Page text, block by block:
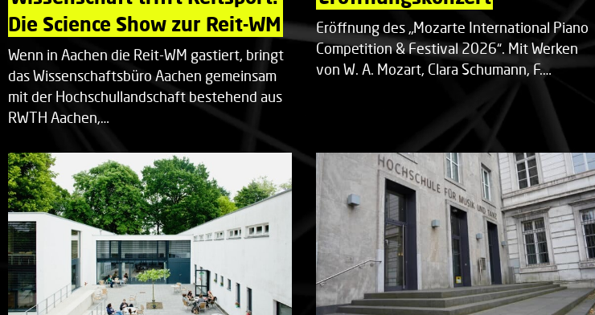
Die Science Show zur Reit-WM
Wenn in Aachen die Reit-WM gastiert, bringt
das Wissenschaftsbüro Aachen gemeinsam
mit der Hochschullandschaft bestehend aus
RWTH Aachen,…
Eröffnung des „Mozarte International Piano
Competition & Festival 2026“. Mit Werken
von W. A. Mozart, Clara Schumann, F.…